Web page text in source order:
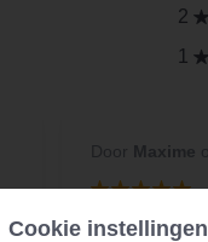
2
1
Dagelijks
Cookie instellingen